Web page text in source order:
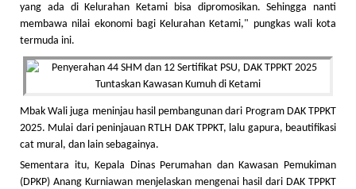
yang ada di Kelurahan Ketami bisa dipromosikan. Sehingga nanti
membawa nilai ekonomi bagi Kelurahan Ketami," pungkas wali kota
termuda ini.
Mbak Wali juga meninjau hasil pembangunan dari Program DAK TPPKT
2025. Mulai dari peninjauan RTLH DAK TPPKT, lalu gapura, beautifikasi
cat mural, dan lain sebagainya.
Sementara itu, Kepala Dinas Perumahan dan Kawasan Pemukiman
(DPKP) Anang Kurniawan menjelaskan mengenai hasil dari DAK TPPKT